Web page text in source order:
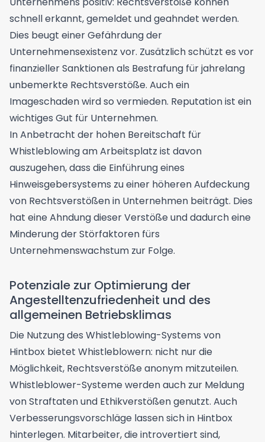
schnell erkannt, gemeldet und geahndet werden.
Dies beugt einer Gefährdung der
Unternehmensexistenz vor. Zusätzlich schützt es vor
finanzieller Sanktionen als Bestrafung für jahrelang
unbemerkte Rechtsverstöße. Auch ein
Imageschaden wird so vermieden. Reputation ist ein
wichtiges Gut für Unternehmen.
In Anbetracht der hohen Bereitschaft für
Whistleblowing am Arbeitsplatz ist davon
auszugehen, dass die Einführung eines
Hinweisgebersystems zu einer höheren Aufdeckung
von Rechtsverstößen in Unternehmen beiträgt. Dies
hat eine Ahndung dieser Verstöße und dadurch eine
Minderung der Störfaktoren fürs
Unternehmenswachstum zur Folge.
Potenziale zur Optimierung der
Angestelltenzufriedenheit und des
allgemeinen Betriebsklimas
Die Nutzung des Whistleblowing-Systems von
Hintbox bietet Whistleblowern: nicht nur die
Möglichkeit, Rechtsverstöße anonym mitzuteilen.
Whistleblower-Systeme werden auch zur Meldung
von Straftaten und Ethikverstößen genutzt. Auch
Verbesserungsvorschläge lassen sich in Hintbox
hinterlegen. Mitarbeiter, die introvertiert sind,